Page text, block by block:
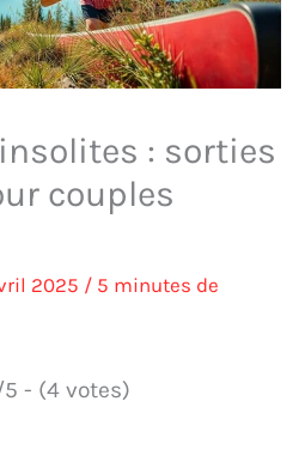
: sorties
couples
2025 / 5 minutes de
- (4 votes)